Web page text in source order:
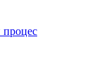
процес